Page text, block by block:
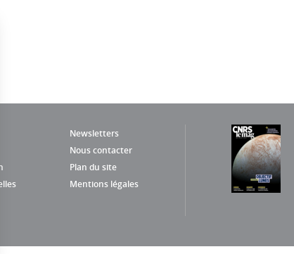
Newsletters
Nous contacter
Plan du site
Mentions légales